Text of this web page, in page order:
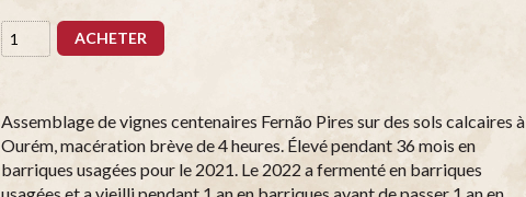
ACHETER
Assemblage de vignes centenaires Fernão Pires sur des sols calcaires à
Ourém, macération brève de 4 heures. Élevé pendant 36 mois en
barriques usagées pour le 2021. Le 2022 a fermenté en barriques
usagées et a vieilli pendant 1 an en barriques avant de passer 1 an en